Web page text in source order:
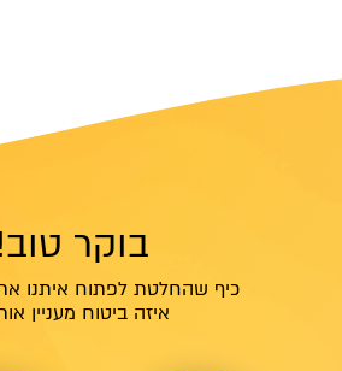
בוקר
כיף שהחלטת לפתוח איתנו
איזה ביטוח מעניין